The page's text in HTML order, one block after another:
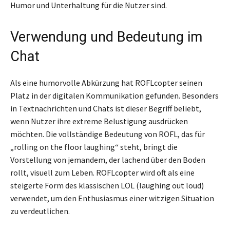
Humor und Unterhaltung für die Nutzer sind.
Verwendung und Bedeutung im
Chat
Als eine humorvolle Abkürzung hat ROFLcopter seinen
Platz in der digitalen Kommunikation gefunden. Besonders
in Textnachrichten und Chats ist dieser Begriff beliebt,
wenn Nutzer ihre extreme Belustigung ausdrücken
möchten. Die vollständige Bedeutung von ROFL, das für
„rolling on the floor laughing“ steht, bringt die
Vorstellung von jemandem, der lachend über den Boden
rollt, visuell zum Leben. ROFLcopter wird oft als eine
steigerte Form des klassischen LOL (laughing out loud)
verwendet, um den Enthusiasmus einer witzigen Situation
zu verdeutlichen.